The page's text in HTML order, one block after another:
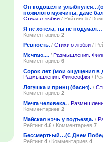
Он подошел и
пожилого мужчины, даме
Стихи о любви / Рейтинг 5 /
Я не хотела, ты не подумал…
Комментариев 2
Ревность. / Стихи о любви /
Мечтаю.... / Размышления.
Комментариев 6
Сорок лет. (мои ощущения в
Размышления. Философия /
Лягушка и принц (басня). /
Комментариев 2
Мечта человека. /
Комментариев 2
Майская ночь у подъезда. /
Рейтинг 4.6 / Комментариев 7
Бессмертный…(С Днем
Рейтинг 4 / Комментариев 4